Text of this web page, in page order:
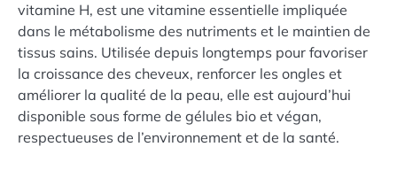
vitamine H, est une vitamine essentielle impliquée
dans le métabolisme des nutriments et le maintien de
tissus sains. Utilisée depuis longtemps pour favoriser
la croissance des cheveux, renforcer les ongles et
améliorer la qualité de la peau, elle est aujourd’hui
disponible sous forme de gélules bio et végan,
respectueuses de l’environnement et de la santé.